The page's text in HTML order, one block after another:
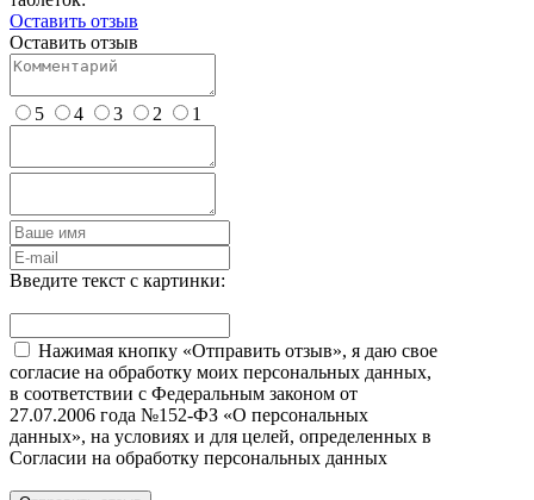
Оставить отзыв
Оставить отзыв
5 4 3 2 1
Введите текст с картинки:
Нажимая кнопку «Отправить отзыв», я даю свое
согласие на обработку моих персональных данных,
в соответствии с Федеральным законом от
27.07.2006 года №152-ФЗ «О персональных
данных», на условиях и для целей, определенных в
Согласии на обработку персональных данных